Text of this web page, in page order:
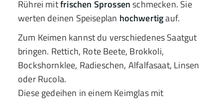
Rührei mitfrischen Sprossenschmecken. Sie
werten deinen Speiseplan hochwertigauf.
Zum Keimen kannst du verschiedenes Saatgut
bringen. Rettich, Rote Beete, Brokkoli,
Bockshornklee, Radieschen, Alfalfasaat, Linsen
oder Rucola.
Diese gedeihen in einem Keimglas mit